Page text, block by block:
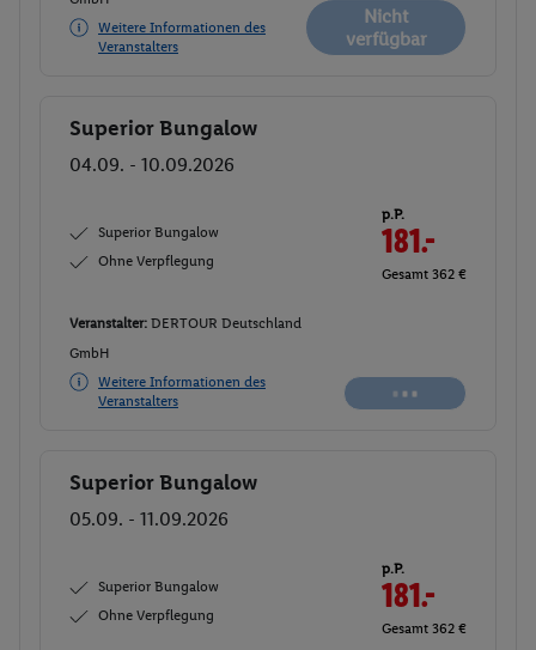
Weitere Informationen des
Veranstalters
Nicht
verfügbar
Buchen
Superior Bungalow
04.09. - 10.09.2026
Superior Bungalow
Ohne Verpflegung
p.P.
181.-
Gesamt 362 €
Veranstalter: DERTOUR Deutschland
GmbH
Weitere Informationen des
Veranstalters
Buchen
Superior Bungalow
05.09. - 11.09.2026
Superior Bungalow
Ohne Verpflegung
p.P.
181.-
Gesamt 362 €